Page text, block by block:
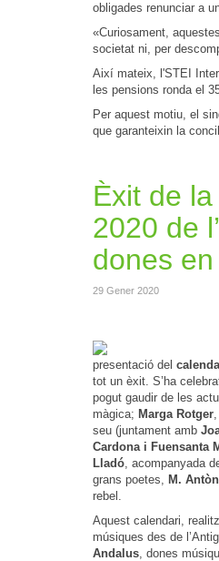
obligades renunciar a
«Curiosament,
societat ni, per
Així mateix, l'STEI
les pensions ronda el
Per aquest motiu, el
que garanteixin la
Èxit de
2020 de
dones
29 Gener 2020
presentació del
tot un èxit. S’ha
pogut gaudir de les
màgica; Marga Rotger
seu (juntament amb
Cardona i Fuensanta
Lladó, acompanyada
grans poetes, M.
rebel.
Aquest calendari,
músiques des de
Andalus, dones